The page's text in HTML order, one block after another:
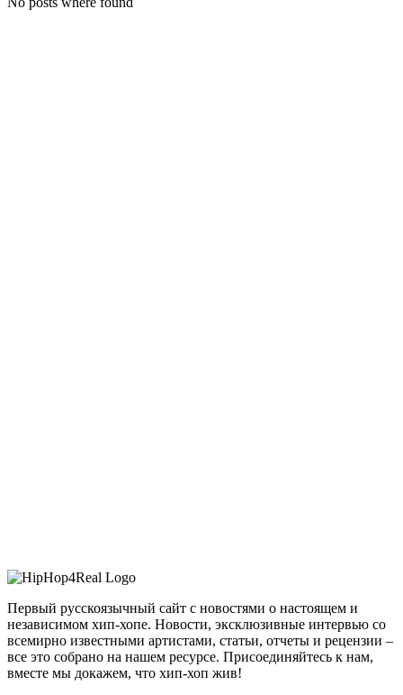
Первый русскоязычный сайт с новостями о настоящем и
независимом хип-хопе. Новости, эксклюзивные интервью со
всемирно известными артистами, статьи, отчеты и рецензии –
все это собрано на нашем ресурсе. Присоединяйтесь к нам,
вместе мы докажем, что хип-хоп жив!